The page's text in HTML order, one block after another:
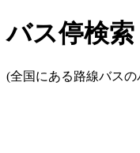
バス停検索
(全国にある路線バス